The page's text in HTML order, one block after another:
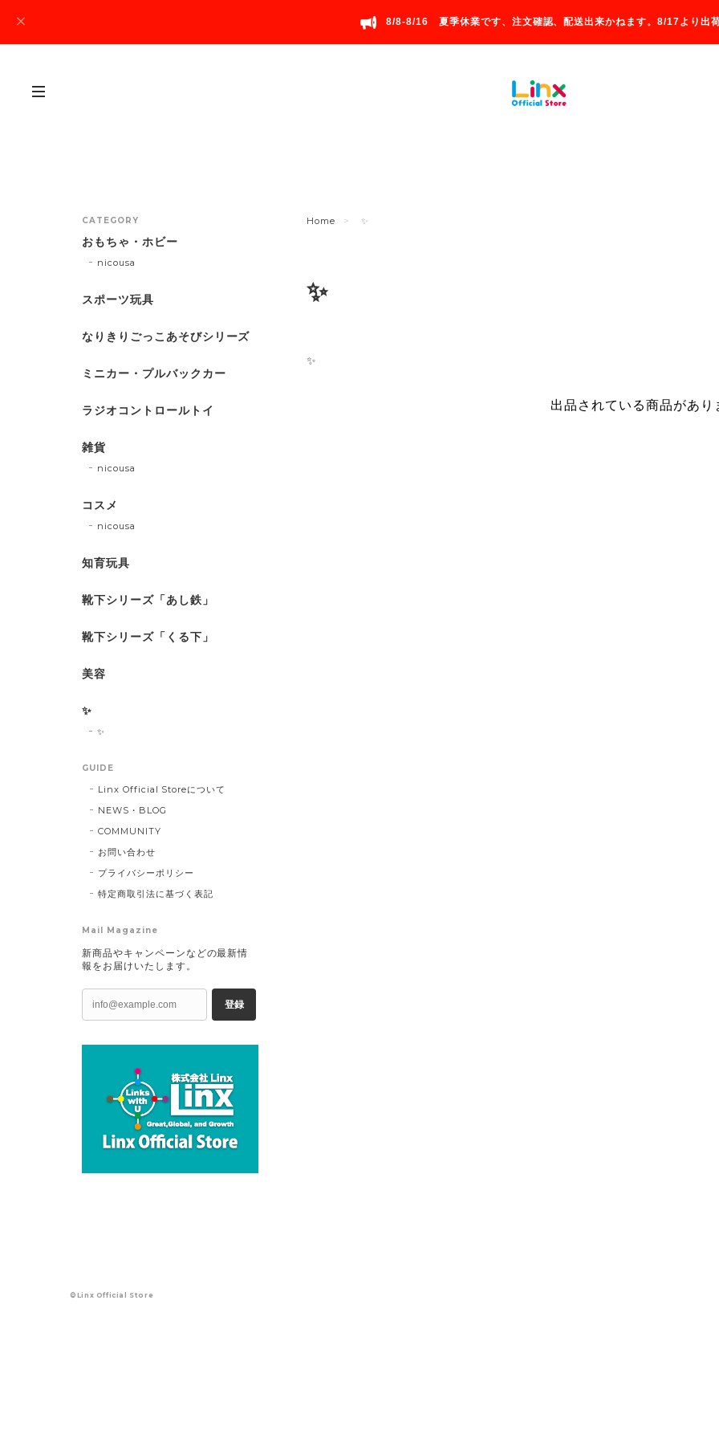
8/8-8/16 夏季休業です、注文確認、配送出来かねます。8/17より出
Home ✨
✨
✨
出品されている商品があり
CATEGORY
おもちゃ・ホビー
nicousa
スポーツ玩具
なりきりごっこあそびシリーズ
ミニカー・プルバックカー
ラジオコントロールトイ
雑貨
nicousa
コスメ
nicousa
知育玩具
靴下シリーズ「あし鉄」
靴下シリーズ「くる下」
美容
✨
✨
GUIDE
Linx Official Storeについて
NEWS・BLOG
COMMUNITY
お問い合わせ
プライバシーポリシー
特定商取引法に基づく表記
Mail Magazine
新商品やキャンペーンなどの最新情
報をお届けいたします。
登録
©Linx Official Store